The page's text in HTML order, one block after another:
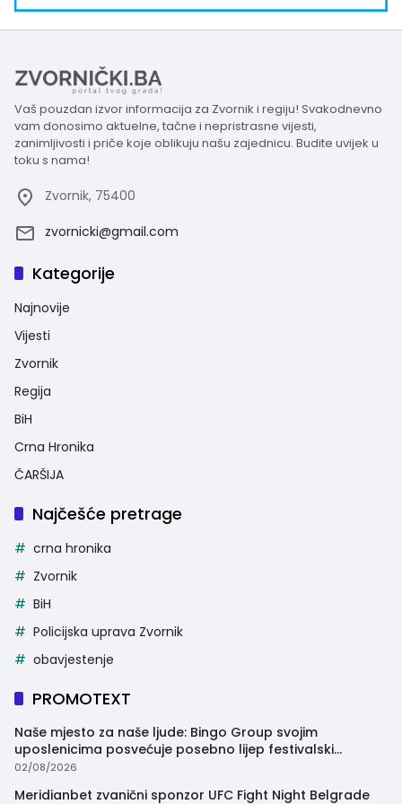
Vaš pouzdan izvor informacija za Zvornik i regiju! Svakodnevno
vam donosimo aktuelne, tačne i nepristrasne vijesti,
zanimljivosti i priče koje oblikuju našu zajednicu. Budite uvijek u
toku s nama!
Zvornik, 75400
zvornicki@gmail.com
Kategorije
Najnovije
Vijesti
Zvornik
Regija
BiH
Crna Hronika
ČARŠIJA
Najčešće pretrage
crna hronika
Zvornik
BiH
Policijska uprava Zvornik
obavjestenje
PROMOTEXT
Naše mjesto za naše ljude: Bingo Group svojim
uposlenicima posvećuje posebno lijep festivalski
trenutak
02/08/2026
Meridianbet zvanični sponzor UFC Fight Night Belgrade